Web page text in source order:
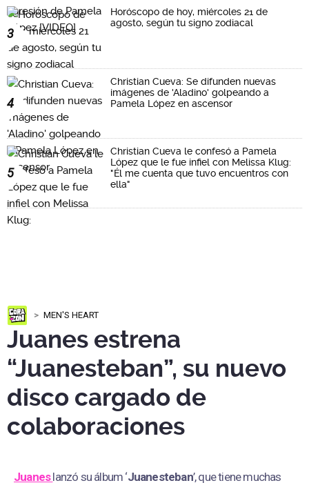
3
Horóscopo de hoy, miércoles 21 de
agosto, según tu signo zodiacal
4
Christian Cueva: Se difunden nuevas
imágenes de 'Aladino' golpeando a
Pamela López en ascensor
5
Christian Cueva le confesó a Pamela
López que le fue infiel con Melissa Klug:
"Él me cuenta que tuvo encuentros con
ella"
MEN'S HEART
Juanes estrena
“Juanesteban”, su nuevo
disco cargado de
colaboraciones
Juaneslanzó su álbum ‘Juanesteban’, que tiene muchas